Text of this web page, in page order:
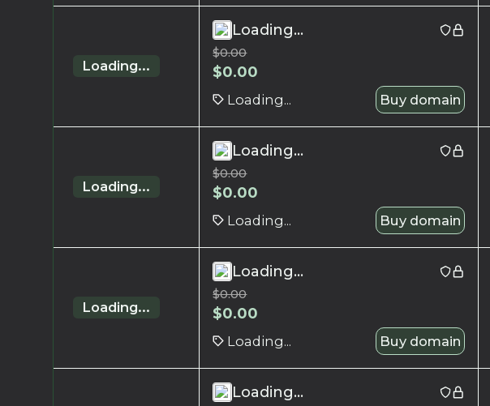
Loading...
Loading...
$0.00
$0.00
Loading... Buy domain
Loading...
Loading...
$0.00
$0.00
Loading... Buy domain
Loading...
Loading...
$0.00
$0.00
Loading... Buy domain
Loading...